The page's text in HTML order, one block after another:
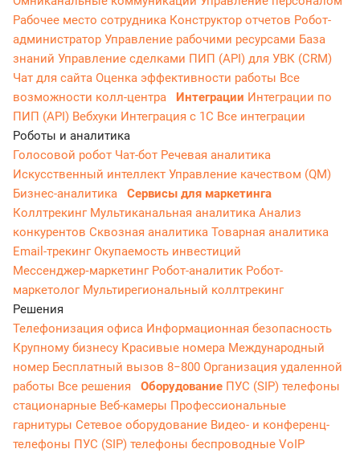
Рабочее место сотрудника Конструктор отчетов Робот-
администратор Управление рабочими ресурсами База
знаний Управление сделками ПИП (API) для УВК (CRM)
Чат для сайта Оценка эффективности работы Все
возможности колл-центра
Интеграции Интеграции по
ПИП (API) Вебхуки Интеграция с 1С Все интеграции
Роботы и аналитика
Голосовой робот Чат-бот Речевая аналитика
Искусственный интеллект Управление качеством (QM)
Бизнес-аналитика
Сервисы для маркетинга
Коллтрекинг Мультиканальная аналитика Анализ
конкурентов Сквозная аналитика Товарная аналитика
Email-трекингОкупаемость инвестиций
Мессенджер‑маркетинг Робот-аналитик Робот-
маркетолог Мультирегиональный коллтрекинг
Решения
Телефонизация офиса Информационная безопасность
Крупному бизнесу Красивые номера Международный
номер Бесплатный вызов 8−800 Организация удаленной
работы Все решения Оборудование ПУС (SIP) телефоны
стационарные Веб-камеры Профессиональные
гарнитуры Сетевое оборудование Видео- и конференц-
телефоны ПУС (SIP) телефоны беспроводные VoIP